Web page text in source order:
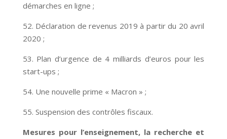
démarches en ligne ;
52. Déclaration de revenus 2019 à partir du 20 avril
2020 ;
53. Plan d’urgence de 4 milliards d’euros pour les
start-ups ;
54. Une nouvelle prime « Macron » ;
55. Suspension des contrôles fiscaux.
Mesures pour l’enseignement, la recherche et